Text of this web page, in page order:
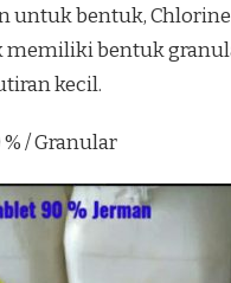
untuk bentuk,
memiliki bentuk
kecil.
/ Granular